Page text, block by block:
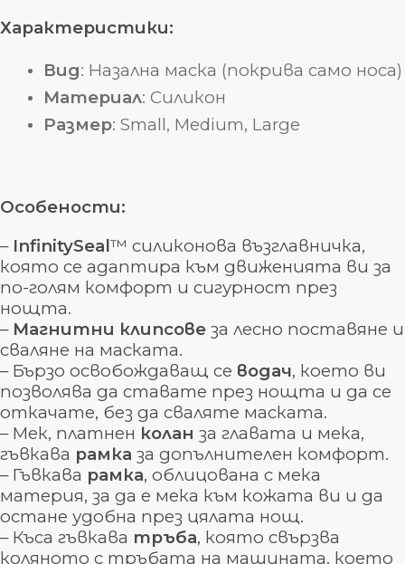
Характеристики:
Вид: Назална маска (покрива само носа)
Материал: Силикон
Размер: Small, Medium, Large
Особености:
– InfinitySeal™ силиконова възглавничка,
която се адаптира към движенията ви за
по-голям комфорт и сигурност през
нощта.
– Магнитни клипсове за лесно поставяне и
сваляне на маската.
– Бързо освобождаващ се водач, което ви
позволява да ставате през нощта и да се
откачате, без да сваляте маската.
– Мек, платнен колан за главата и мека,
гъвкава рамка за допълнителен комфорт.
– Гъвкава рамка, облицована с мека
материя, за да е мека към кожата ви и да
остане удобна през цялата нощ.
– Къса гъвкава тръба, която свързва
коляното с тръбата на машината, което